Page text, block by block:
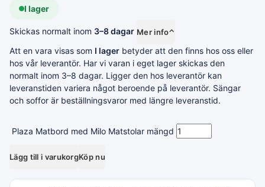
I lager
Skickas normalt inom 3–8 dagar Mer info⌃
Att en vara visas som I lager betyder att den finns hos oss eller
hos vår leverantör. Har vi varan i eget lager skickas den
normalt inom 3–8 dagar. Ligger den hos leverantör kan
leveranstiden variera något beroende på leverantör. Sängar
och soffor är beställningsvaror med längre leveranstid.
Plaza Matbord med Milo Matstolar mängd
Lägg till i varukorgKöp nu